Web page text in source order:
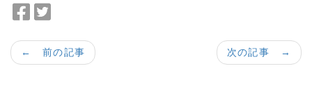
c
e
i
t
次の記事 →
← 前の記事